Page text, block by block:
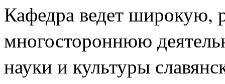
Кафедра ведет широкую,
многостороннюю
науки и культуры